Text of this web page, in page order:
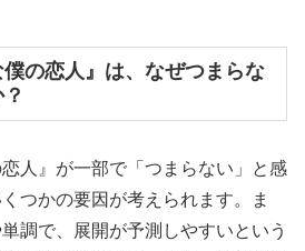
の恋人』は、なぜつまらな
人』が一部で「つまらない」と感
つかの要因が考えられます。ま
調で、展開が予測しやすいという